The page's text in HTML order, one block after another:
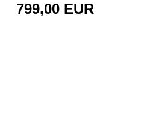
799,00 EUR